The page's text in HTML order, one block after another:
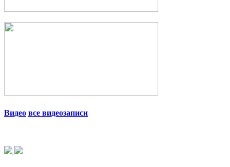
Видео все видеозаписи